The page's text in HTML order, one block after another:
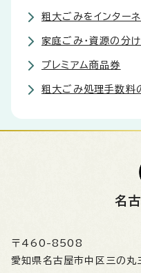
粗大ごみをインター
家庭ごみ・資源の分け
プレミアム商品券
粗大ごみ処理手数料
名
〒460-8508
愛知県名古屋市中区三の